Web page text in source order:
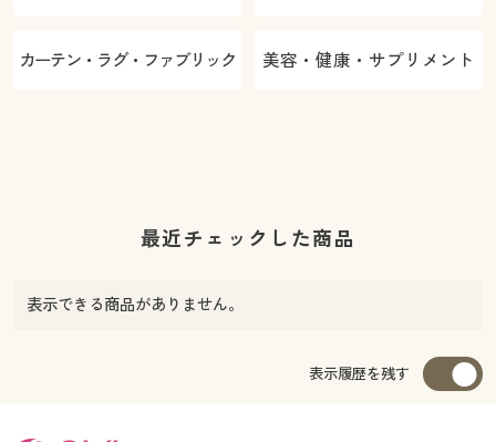
カーテン・ラグ・ファブリック 美容・健康・サプリメント
最近チェックした商品
表示できる商品がありません。
表示履歴を残す